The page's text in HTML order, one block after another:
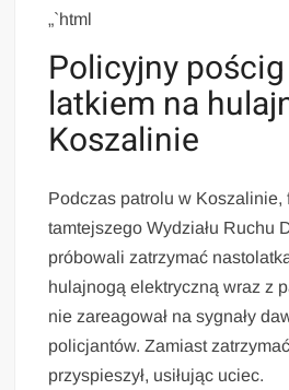
„`html
Policyjny
latkiem na
Koszalinie
Podczas patrolu w Koszalinie,
tamtejszego Wydziału Ruchu
próbowali zatrzymać
hulajnogą elektryczną wraz z
nie zareagował na sygnały
policjantów. Zamiast
przyspieszył, usiłując uciec.